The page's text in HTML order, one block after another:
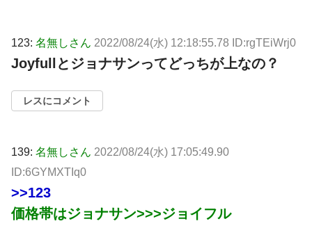
123: 名無しさん 2022/08/24(水) 12:18:55.78 ID:rgTEiWrj0
Joyfullとジョナサンってどっちが上なの？
レスにコメント
139: 名無しさん 2022/08/24(水) 17:05:49.90
ID:6GYMXTIq0
>>123
価格帯はジョナサン>>>ジョイフル